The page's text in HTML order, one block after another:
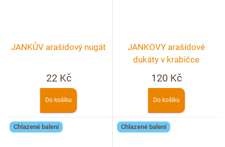
JANKŮV arašídový nugát
22 Kč
Do košíku
JANKOVY arašídové
dukáty v krabičce
120 Kč
Do košíku
Chlazené balení Chlazené balení